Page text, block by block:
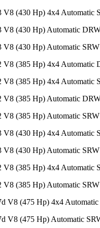
V8 (430 Hp) 4x4 Automatic
V8 (430 Hp) Automatic
V8 (430 Hp) Automatic SRW
V8 (385 Hp) 4x4 Automatic
V8 (385 Hp) 4x4 Automatic
V8 (385 Hp) Automatic
V8 (385 Hp) Automatic SRW
V8 (430 Hp) 4x4 Automatic
V8 (430 Hp) Automatic SRW
V8 (385 Hp) 4x4 Automatic
V8 (385 Hp) Automatic SRW
V8 (475 Hp) 4x4 Automatic
V8 (475 Hp) Automatic